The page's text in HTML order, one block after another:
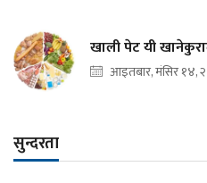
खाली पेट यी
आइतबार, मंसिर १४,
सुन्दरता